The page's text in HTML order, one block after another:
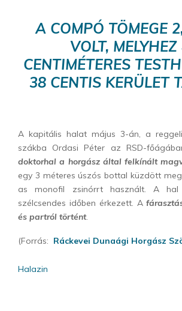
A COMPÓ TÖMEGE
VOLT,
CENTIMÉTERES
38 CENTIS KERÜLET
A kapitális halat május 3-án, a
szákba Ordasi Péter az RSD-
doktorhal a horgász által felkínált
egy 3 méteres úszós bottal küzdött
as monofil zsinórrt használt. A hal
szélcsendes időben érkezett. A
és partról történt.
(Forrás: Ráckevei Dunaági Horgász
Halazin